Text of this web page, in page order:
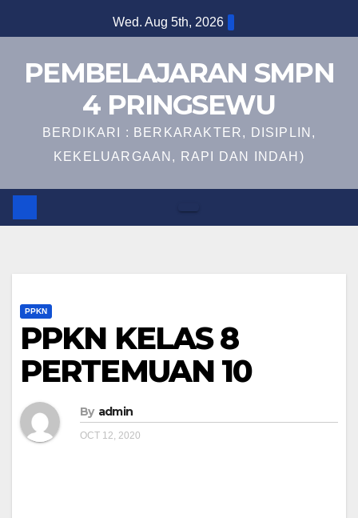
to
Wed. Aug 5th, 2026
PEMBELAJARAN SMPN
4 PRINGSEWU
BERDIKARI : BERKARAKTER, DISIPLIN,
KEKELUARGAAN, RAPI DAN INDAH)
PPKN
PPKN KELAS 8
PERTEMUAN 10
By admin
OCT 12, 2020